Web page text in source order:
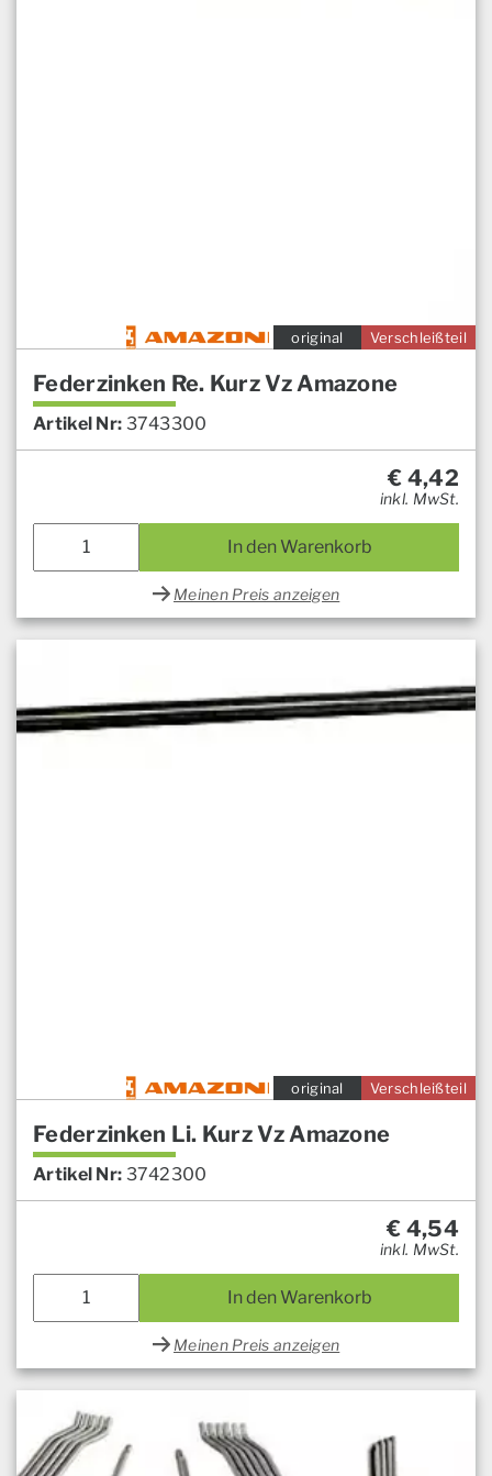
Verschleißteil
original
Federzinken Re. Kurz Vz Amazone
Artikel Nr: 3743300
€ 4,42
inkl. MwSt.
In den Warenkorb
Meinen Preis anzeigen
Verschleißteil
original
Federzinken Li. Kurz Vz Amazone
Artikel Nr: 3742300
€ 4,54
inkl. MwSt.
In den Warenkorb
Meinen Preis anzeigen